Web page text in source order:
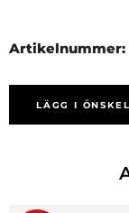
Artikelnummer:
LÄGG I